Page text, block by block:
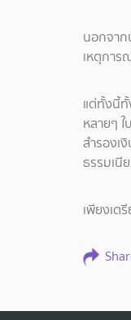
นอกจาก
เหตุการ
แต่ทั้งนี้ทั้
หลายๆ
สำรองเ
ธรรมเนี
เพียงเต